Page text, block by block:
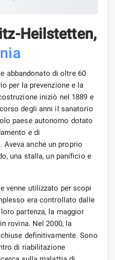
Heilstetten,
abbandonato di oltre 60
per la prevenzione e la
iniziò nel 1889 e
degli anni il sanatorio
paese autonomo dotato
e di
anche un proprio
una stalla, un panificio e
venne utilizzato per scopi
era controllato dalle
partenza, la maggior
rovina. Nel 2000, la
definitivamente. Sono
di riabilitazione